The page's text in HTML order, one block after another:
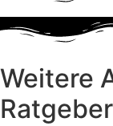
Weitere
Ratgeber